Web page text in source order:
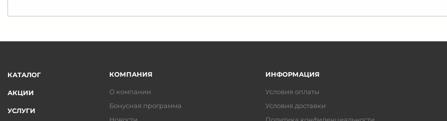
КАТАЛОГ
АКЦИИ
УСЛУГИ
КОМПАНИЯ
О компании
Бонусная программа
Новости
ИНФОРМАЦИЯ
Условия оплаты
Условия доставки
Политика конфиденциальности